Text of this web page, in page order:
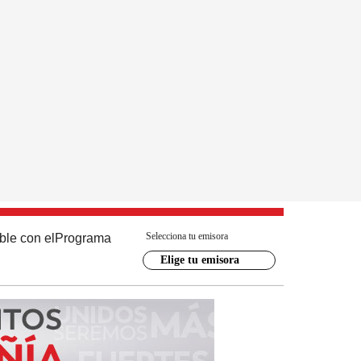
con el Programa Selecciona tu emisora
Elige tu emisora